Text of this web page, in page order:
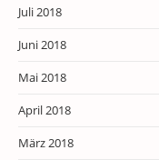
Juli 2018
Juni 2018
Mai 2018
April 2018
März 2018